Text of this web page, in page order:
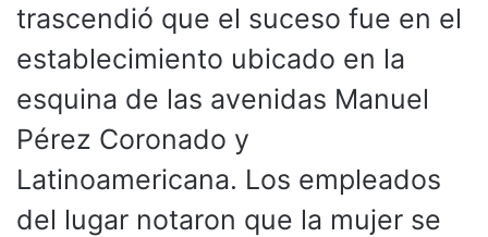
trascendió que el suceso fue en el
establecimiento ubicado en la
esquina de las avenidas Manuel
Pérez Coronado y
Latinoamericana. Los empleados
del lugar notaron que la mujer se